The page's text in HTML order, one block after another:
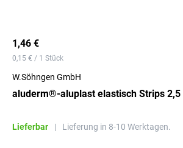
1,46 €
0,15 € / 1 Stück
W.Söhngen GmbH
Lieferbar | Lieferung in 8-10 Werktagen.